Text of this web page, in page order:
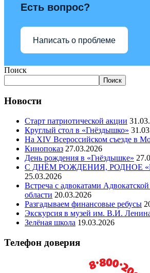
Есть вопрос?
Написать о проблеме
Поиск
Поиск
Новости
Старт патриотической акции
Круглый стол в «Гнёздышко»
На XIV Всероссийском съезде в
Кинопоказ 27.03.2026
День рождения в «Гнёздышке»
С ДНЁМ РОЖДЕНИЯ, РОДНОЕ
25.03.2026
Встреча с адвокатами
области 20.03.2026
Разгадываем финансовые ребусы
Экскурсия в музей им. В.И.
Зелёная школа 19.03.2026
Телефон доверия